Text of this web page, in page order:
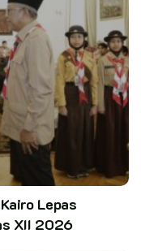
Lepas
XII 2026